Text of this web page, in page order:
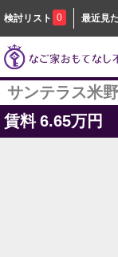
検討リスト 0 最近見
サンテラス米
賃料 6.65万円